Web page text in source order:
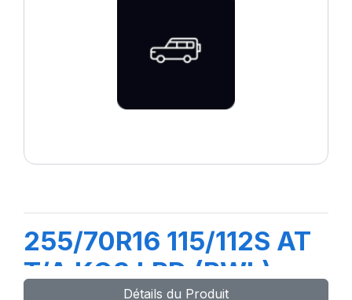
255/70R16 115/112S AT
T/A KO3 LRD (RWL)
Détails du Produit